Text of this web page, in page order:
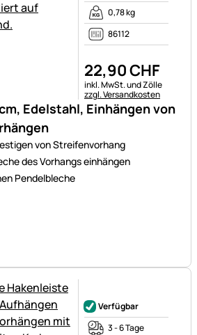
Edelstahl, Einhängen von
von Streifenvorhang
des Vorhangs einhängen
Pendelbleche
0,78 kg
86112
22,90CHF
Steuerhinweis:
inkl. MwSt. und Zölle
zzgl. Versandkosten
Verfügbar
3 - 6 Tage